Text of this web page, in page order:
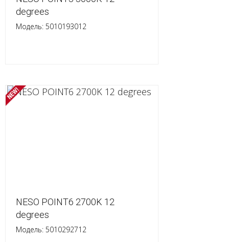
degrees
Модель: 5010193012
NESO POINT6 2700K 12
degrees
Модель: 5010292712